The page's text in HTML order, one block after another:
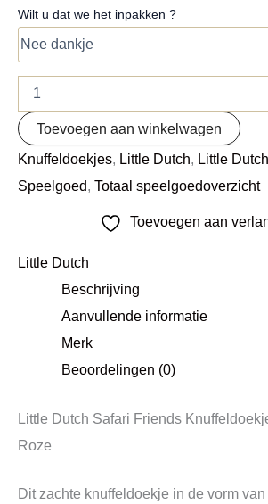
Wilt u dat we het inpakken ?
Toevoegen aan winkelwagen
Knuffeldoekjes Little Dutch Little
Speelgoed Totaal speelgoedoverzicht
Toevoegen aan
Little Dutch
Beschrijving
Aanvullende informatie
Merk
Beoordelingen (0)
Little Dutch Safari Friends
Roze
Dit zachte knuffeldoekje in de vorm